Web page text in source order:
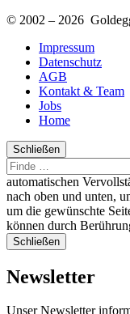
© 2002 – 2026
Impressum
Datenschutz
AGB
Kontakt & Team
Jobs
Home
Schließen
Suche
Finde
…
automatischen
nach oben und unten,
um die gewünschte
können durch
Schließen
Newsletter
Unser Newsletter